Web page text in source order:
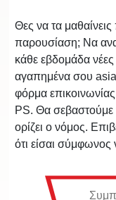
Θες να τα
παρουσίαση; Να
κάθε εβδομάδα
αγαπημένα σου
φόρμα
PS. Θα
ορίζει ο νόμος.
ότι είσαι σύμφωνος